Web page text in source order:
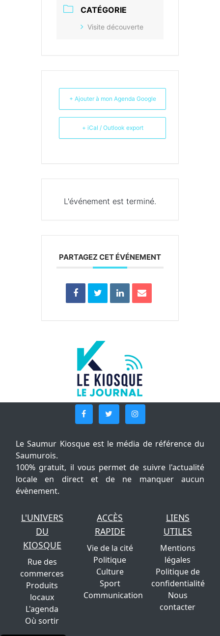
CATÉGORIE
Visite découverte
+ Ajouter à mon Agenda Google
+ iCal / Outlook export
L'événement est terminé.
PARTAGEZ CET ÉVÉNEMENT
Le Saumur Kiosque est le média de référence du
Saumurois.
100% gratuit, il vous permet de suivre l'actualité
locale en direct et de ne manquer aucun
évènement.
L'UNIVERS
DU
KIOSQUE
Rue des
commerces
Produits
locaux
L'agenda
Où sortir
ACCÈS
RAPIDE
Vie de la cité
Politique
Culture
Sport
Communication
LIENS
UTILES
Mentions
légales
Politique de
confidentialité
Nous
contacter